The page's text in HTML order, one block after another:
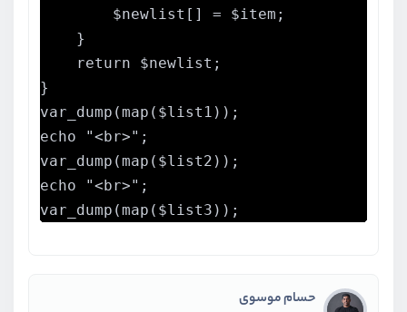
        $newlist[] = $item;
    }
    return $newlist;
}
var_dump(map($list1));
echo "<br>";
var_dump(map($list2));
echo "<br>";
var_dump(map($list3));
حسام موسوی